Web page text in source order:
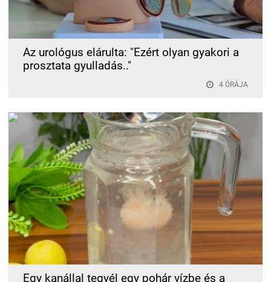
Az urológus elárulta: "Ezért olyan gyakori a
prosztata gyulladás.."
4 ÓRÁJA
Egy kanállal tegyél egy pohár vízbe és a